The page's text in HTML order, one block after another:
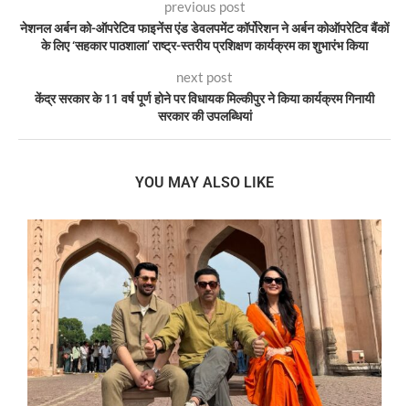
previous post
नेशनल अर्बन को-ऑपरेटिव फाइनेंस एंड डेवलपमेंट कॉर्पोरेशन ने अर्बन कोऑपरेटिव बैंकों
के लिए ‘सहकार पाठशाला’ राष्ट्र-स्तरीय प्रशिक्षण कार्यक्रम का शुभारंभ किया
next post
केंद्र सरकार के 11 वर्ष पूर्ण होने पर विधायक मिल्कीपुर ने किया कार्यक्रम गिनायी
सरकार की उपलब्धियां
YOU MAY ALSO LIKE